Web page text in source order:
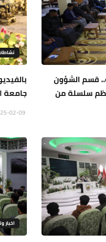
قسم الشؤون
سلسلة من
جامعة
اخبار